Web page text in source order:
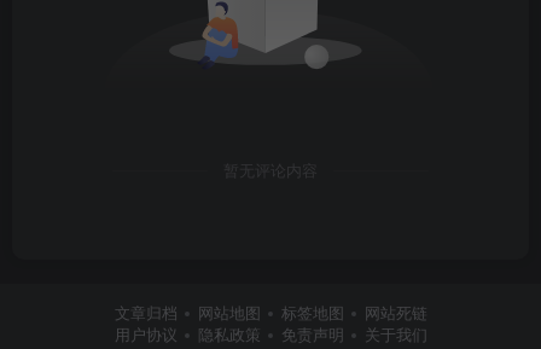
暂无评论内容
文章归档 网站地图 标签地图
网站死链
用户协议
隐私政策 免责声明 关于我们